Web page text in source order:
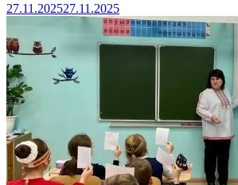
27.11.202527.11.2025